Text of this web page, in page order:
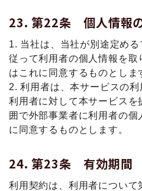
第22条 個人情報
1. 当社は、当社が別途定め
従って利用者の個人情報を取
はこれに同意するものとしま
2. 利用者は、本サービスの利
利用者に対して本サービスを
囲で外部事業者に利用者の個
に同意するものとします。
第23条 有効期間
利用契約は、利用者について